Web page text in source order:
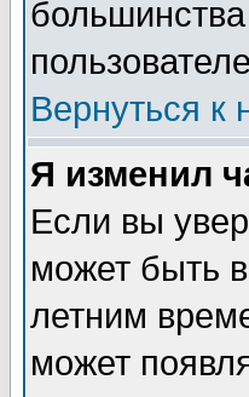
Вернуться к
Я изменил
Если вы
может быть
летним
может